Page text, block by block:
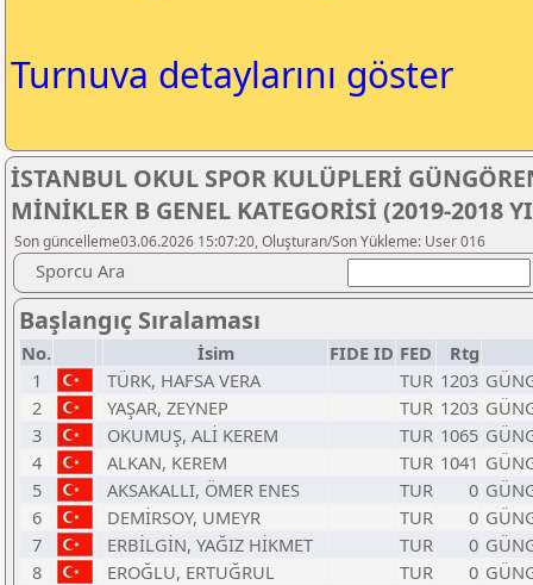
Turnuva detaylarını göster
İSTANBUL OKUL SPOR KULÜPLERİ
MİNİKLER B GENEL KATEGORİSİ (2019-2018
Son güncelleme03.06.2026 15:07:20, Oluşturan/Son Yükleme: User 016
Sporcu Ara
Başlangıç Sıralaması
No. İsim FIDE ID FED
Rtg
1
TÜRK, HAFSA VERA TUR 1203
2
YAŞAR, ZEYNEP TUR 1203
3
OKUMUŞ, ALİ KEREM TUR 1065
4
ALKAN, KEREM TUR 1041
5
AKSAKALLI, ÖMER ENES TUR 0
6
DEMİRSOY, UMEYR TUR 0
7
ERBİLGİN, YAĞIZ HİKMET TUR 0
8
EROĞLU, ERTUĞRUL TUR 0